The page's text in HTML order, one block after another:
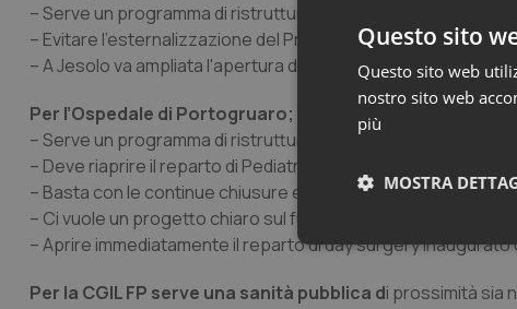
– Serve un programma di ristrutturazione e riqualificazione di
– Evitare l’esternalizzazione del Pronto Soccorso di Jesolo
– A Jesolo va ampliata l'apertura del CUP: non bastano due
Per l’Ospedale di Portogruaro;
– Serve un programma di ristrutturazione e riqualificazione di
– Deve riaprire il reparto di Pediatria di Portogruaro ma con
– Basta con le continue chiusure ed aperture intermittenti che
– Ci vuole un progetto chiaro sul futuro del punto nascita di
– Aprire immediatamente il reparto di day surgery
Per la CGIL FP serve una sanità pubblica di prossimità sia
Questo sito
Questo sito web
nostro sito web
più
MOSTRA